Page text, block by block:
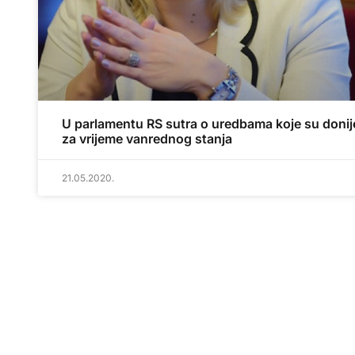
U parlamentu RS sutra o uredbama koje su
za vrijeme vanrednog stanja
21.05.2020.